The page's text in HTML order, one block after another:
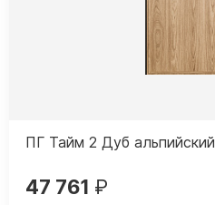
ПГ Тайм 2 Дуб альпийский
47 761 ₽